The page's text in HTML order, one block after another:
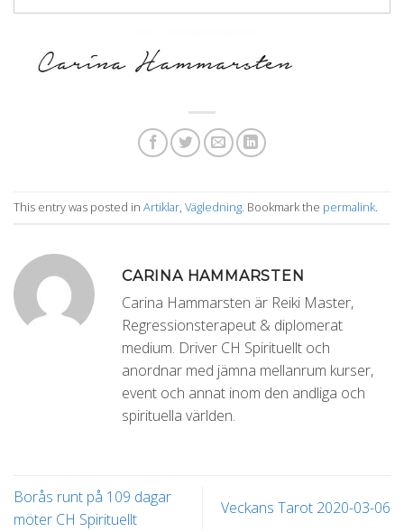
This entry was posted in Artiklar, Vägledning. Bookmark the permalink.
CARINA HAMMARSTEN
Carina Hammarsten är Reiki Master,
Regressionsterapeut & diplomerat
medium. Driver CH Spirituellt och
anordnar med jämna mellanrum kurser,
event och annat inom den andliga och
spirituella världen.
Borås runt på 109 dagar
möter CH Spirituellt
Veckans Tarot 2020-03-06